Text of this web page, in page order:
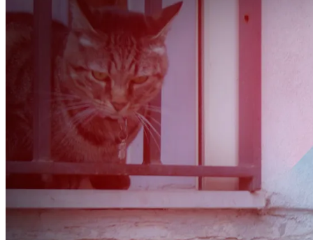
Einar (Iceland) that I met in Reykjavik 2015
Dinner at Norðurstjarnan Guest House in